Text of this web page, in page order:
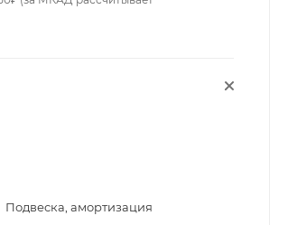
Подвеска, амортизация